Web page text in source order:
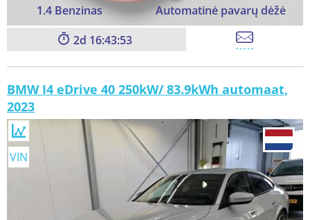
1.4 Benzinas
Automatinė pavarų dėžė
2 16:43:51
BMW I4 eDrive 40 250kW/ 83.9kWh automaat,
2023
VIN